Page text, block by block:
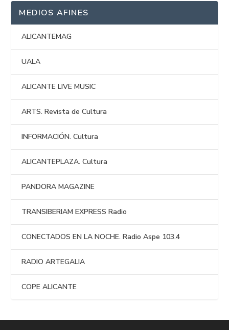
MEDIOS AFINES
ALICANTEMAG
UALA
ALICANTE LIVE MUSIC
ARTS. Revista de Cultura
INFORMACIÓN. Cultura
ALICANTEPLAZA. Cultura
PANDORA MAGAZINE
TRANSIBERIAM EXPRESS Radio
CONECTADOS EN LA NOCHE. Radio Aspe 103.4
RADIO ARTEGALIA
COPE ALICANTE